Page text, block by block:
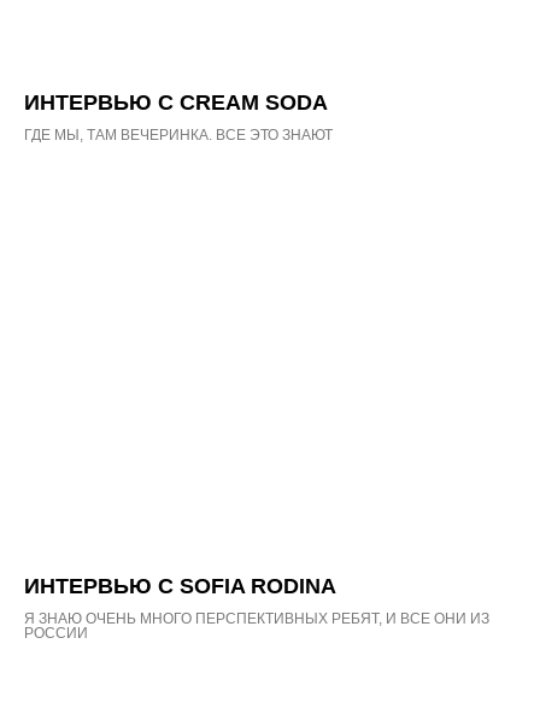
ИНТЕРВЬЮ С CREAM SODA
ГДЕ МЫ, ТАМ ВЕЧЕРИНКА. ВСЕ ЭТО ЗНАЮТ
ИНТЕРВЬЮ С SOFIA RODINA
Я ЗНАЮ ОЧЕНЬ МНОГО ПЕРСПЕКТИВНЫХ РЕБЯТ, И ВСЕ ОНИ ИЗ
РОССИИ